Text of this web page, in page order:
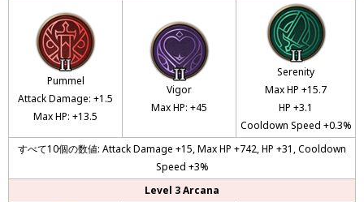
Pummel
Attack Damage: +1.5
Max HP: +13.5
Vigor
Max HP: +45
Serenity
Max HP +15.7
HP +3.1
Cooldown Speed +0.3%
すべて10個の数値: Attack Damage +15, Max HP +742, HP +31, Cooldown
Speed +3%
Level 3 Arcana